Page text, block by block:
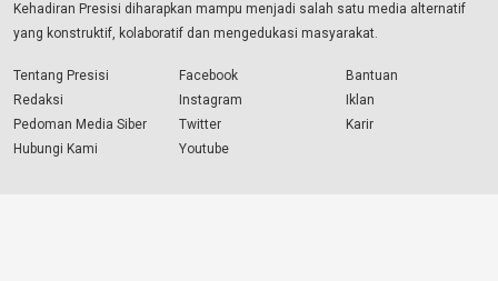
Kehadiran Presisi diharapkan mampu menjadi salah satu media alternatif
yang konstruktif, kolaboratif dan mengedukasi masyarakat.
Tentang Presisi
Redaksi
Pedoman Media Siber
Hubungi Kami
Facebook
Instagram
Twitter
Youtube
Bantuan
Iklan
Karir